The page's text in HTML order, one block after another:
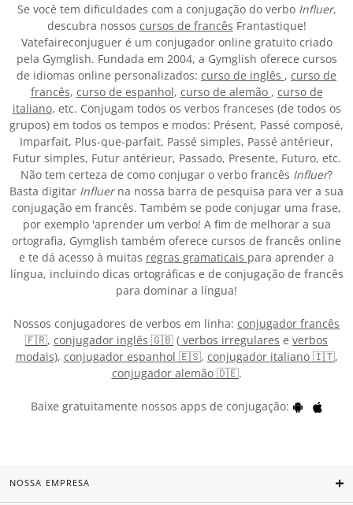
Se você tem dificuldades com a conjugação do verbo Influer,
descubra nossos cursos de francês Frantastique!
Vatefaireconjuguer é um conjugador online gratuito criado
pela Gymglish. Fundada em 2004, a Gymglish oferece cursos
de idiomas online personalizados: curso de inglês , curso de
francês, curso de espanhol, curso de alemão , curso de
italiano, etc. Conjugam todos os verbos franceses (de todos os
grupos) em todos os tempos e modos: Présent, Passé composé,
Imparfait, Plus-que-parfait, Passé simples, Passé antérieur,
Futur simples, Futur antérieur, Passado, Presente, Futuro, etc.
Não tem certeza de como conjugar o verbo francês Influer?
Basta digitar Influerna nossa barra de pesquisa para ver a sua
conjugação em francês. Também se pode conjugar uma frase,
por exemplo 'aprender um verbo! A fim de melhorar a sua
ortografia, Gymglish também oferece cursos de francês online
e te dá acesso à muitas regras gramaticais para aprender a
língua, incluindo dicas ortográficas e de conjugação de francês
para dominar a língua!
Nossos conjugadores de verbos em linha: conjugador francês
🇫🇷, conjugador inglês 🇬🇧 ( verbos irregulares e verbos
modais), conjugador espanhol 🇪🇸, conjugador italiano 🇮🇹,
conjugador alemão 🇩🇪.
Baixe gratuitamente nossos apps de conjugação:
NOSSA EMPRESA